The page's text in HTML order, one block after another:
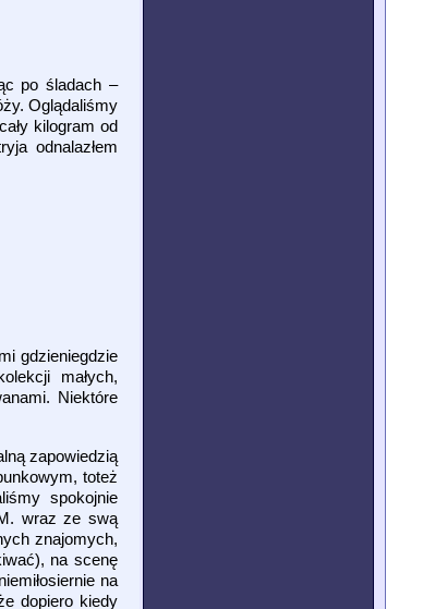
po śladach –
Oglądaliśmy
kilogram od
odnalazłem
gdzieniegdzie
małych,
Niektóre
zapowiedzią
toteż
spokojnie
wraz ze swą
znajomych,
na scenę
na
dopiero kiedy